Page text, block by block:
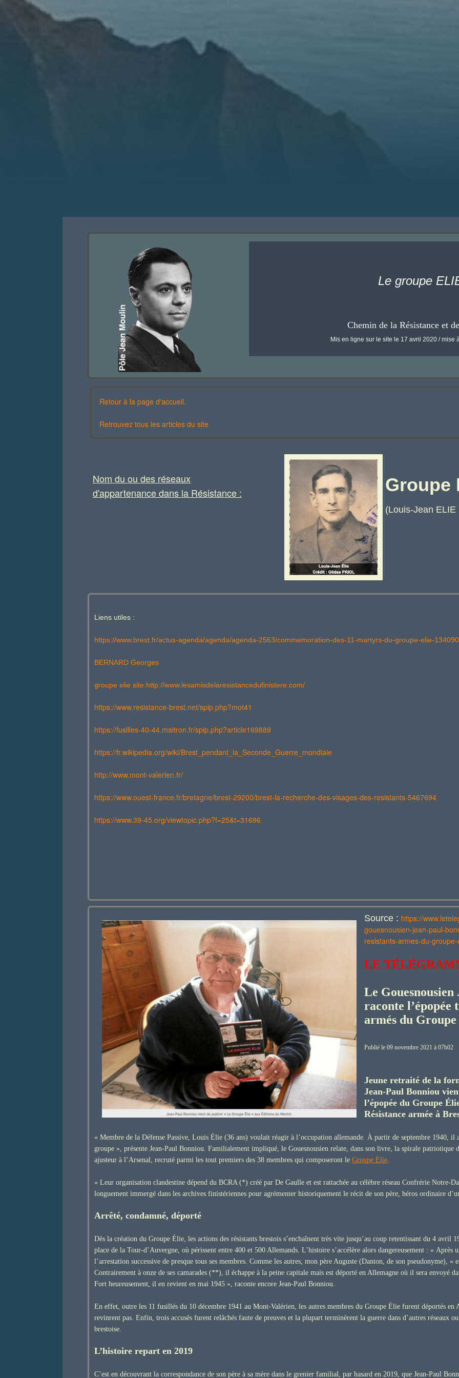
Le groupe
Chemin de la Résistance et
Mis en ligne sur le site le 17 avril 2020 / mise
Retour à la page d'accueil.
Retrouvez tous les articles du site
Nom du ou des réseaux
d'appartenance dans la Résistance :
Groupe
(Louis-Jean
Liens utiles :
https://www.brest.fr/actus-agenda/agenda/agenda-2563/commemoration-des-11-martyrs-du-groupe-elie-
BERNARD Georges
groupe elie site:http://www.lesamisdelaresistancedufinistere.com/
https://www.resistance-brest.net/spip.php?mot41
https://fusilles-40-44.maitron.fr/spip.php?article169889
https://fr.wikipedia.org/wiki/Brest_pendant_la_Seconde_Guerre_mondiale
http://www.mont-valerien.fr/
https://www.ouest-france.fr/bretagne/brest-29200/brest-la-recherche-des-visages-des-resistants-5467694
https://www.39-45.org/viewtopic.php?f=25&t=31696
Source : https://
gouesnousien-jean-paul-
resistants-armes-du-
LE TÉLÉ
Le
raconte l’épopée
armés du
Publié le 09 novembre 2021 à 07h02
Jeune retraité de la
Jean-Paul Bonniou
l’épopée du Groupe
Résistance armée à
« Membre de la Défense Passive, Louis Élie (36 ans) voulait réagir à l’occupation allemande. À partir de septembre 1940, il
groupe », présente Jean-Paul Bonniou. Familialement impliqué, le Gouesnousien relate, dans son livre, la spirale patriotique
ajusteur à l’Arsenal, recruté parmi les tout premiers des 38 membres qui composeront le Groupe Élie
« Leur organisation clandestine dépend du BCRA (*) créé par De Gaulle et est rattachée au célèbre réseau Confrérie Notre-
longuement immergé dans les archives finistériennes pour agrémenter historiquement le récit de son père, héros ordinaire
Arrêté, condamné, déporté
Dès la création du Groupe Élie, les actions des résistants brestois s’enchaînent très vite jusqu’au coup retentissant du 4 avril
place de la Tour-d’Auvergne, où périssent entre 400 et 500 Allemands. L’histoire s’accélère alors dangereusement : « Après
l’arrestation successive de presque tous ses membres. Comme les autres, mon père Auguste (Danton, de son pseudonyme), «
Contrairement à onze de ses camarades (**), il échappe à la peine capitale mais est déporté en Allemagne où il sera envoyé
Fort heureusement, il en revient en mai 1945 », raconte encore Jean-Paul Bonniou.
En effet, outre les 11 fusillés du 10 décembre 1941 au Mont-Valérien, les autres membres du Groupe Élie furent déportés en
revinrent pas. Enfin, trois accusés furent relâchés faute de preuves et la plupart terminèrent la guerre dans d’autres réseaux
brestoise.
L’histoire repart en 2019
C’est en découvrant la correspondance de son père à sa mère dans le grenier familial, par hasard en 2019, que Jean-Paul